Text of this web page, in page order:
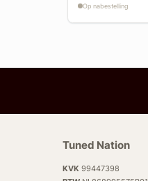
Op nabestelling
Tuned Nation
KVK 99447398